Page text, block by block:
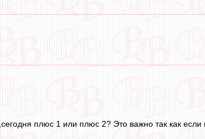
плюс 1 или плюс 2? Это важно так как